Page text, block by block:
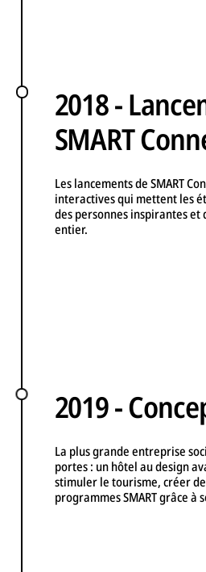
2018 -
SMART
Les lancements de SMART
interactives qui mettent les
des personnes inspirantes et
entier.
2019 -
La plus grande entreprise
portes : un hôtel au design
stimuler le tourisme, créer
programmes SMART grâce à